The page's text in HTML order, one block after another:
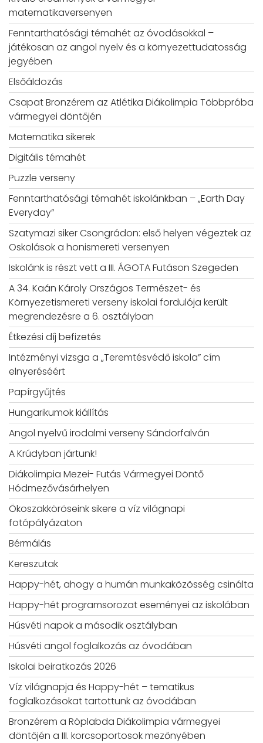
matematikaversenyen
Fenntarthatósági témahét az óvodásokkal –
játékosan az angol nyelv és a környezettudatosság
jegyében
Elsőáldozás
Csapat Bronzérem az Atlétika Diákolimpia Többpróba
vármegyei döntőjén
Matematika sikerek
Digitális témahét
Puzzle verseny
Fenntarthatósági témahét iskolánkban – „Earth Day
Everyday”
Szatymazi siker Csongrádon: első helyen végeztek az
Oskolások a honismereti versenyen
Iskolánk is részt vett a III. ÁGOTA Futáson Szegeden
A 34. Kaán Károly Országos Természet- és
Környezetismereti verseny iskolai fordulója került
megrendezésre a 6. osztályban
Étkezési díj befizetés
Intézményi vizsga a „Teremtésvédő iskola” cím
elnyeréséért
Papírgyűjtés
Hungarikumok kiállítás
Angol nyelvű irodalmi verseny Sándorfalván
A Krúdyban jártunk!
Diákolimpia Mezei- Futás Vármegyei Döntő
Hódmezővásárhelyen
Ökoszakköröseink sikere a víz világnapi
fotópályázaton
Bérmálás
Kereszutak
Happy-hét, ahogy a humán munkaközösség csinálta
Happy-hét programsorozat eseményei az iskolában
Húsvéti napok a második osztályban
Húsvéti angol foglalkozás az óvodában
Iskolai beiratkozás 2026
Víz világnapja és Happy-hét – tematikus
foglalkozásokat tartottunk az óvodában
Bronzérem a Röplabda Diákolimpia vármegyei
döntőjén a III. korcsoportosok mezőnyében